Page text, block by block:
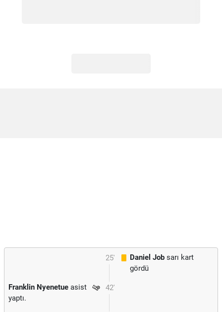
25' Daniel Job sarı kart
gördü
42'
Franklin Nyenetue asist
yaptı.